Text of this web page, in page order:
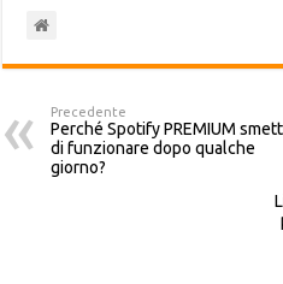
Precedente
Perché Spotify PREMIUM
di funzionare dopo qualche
giorno?